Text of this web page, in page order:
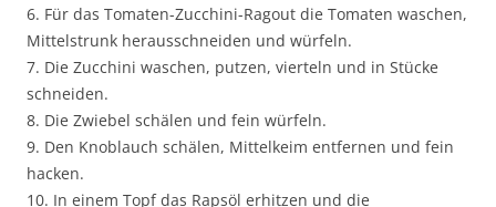
6. Für das Tomaten-Zucchini-Ragout die Tomaten waschen,
Mittelstrunk herausschneiden und würfeln.
7. Die Zucchini waschen, putzen, vierteln und in Stücke
schneiden.
8. Die Zwiebel schälen und fein würfeln.
9. Den Knoblauch schälen, Mittelkeim entfernen und fein
hacken.
10. In einem Topf das Rapsöl erhitzen und die